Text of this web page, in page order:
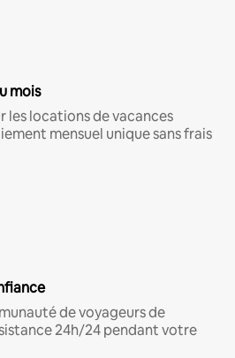
mois
les locations de vacances
mensuel unique sans frais
de voyageurs de
24h/24 pendant votre